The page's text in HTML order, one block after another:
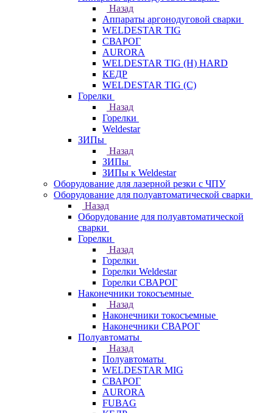
Назад
Аппараты аргонодуговой сварки
WELDESTAR TIG
СВАРОГ
AURORA
WELDESTAR TIG (H) HARD
КЕДР
WELDESTAR TIG (С)
Горелки
Назад
Горелки
Weldestar
ЗИПы
Назад
ЗИПы
ЗИПы к Weldestar
Оборудование для лазерной резки с ЧПУ
Оборудование для полуавтоматической сварки
Назад
Оборудование для полуавтоматической
сварки
Горелки
Назад
Горелки
Горелки Weldestar
Горелки СВАРОГ
Наконечники токосъемные
Назад
Наконечники токосъемные
Наконечники СВАРОГ
Полуавтоматы
Назад
Полуавтоматы
WELDESTAR MIG
СВАРОГ
AURORA
FUBAG